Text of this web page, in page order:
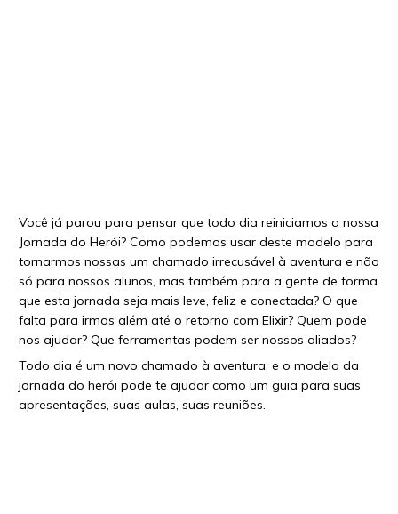
Você já parou para pensar que todo dia reiniciamos a nossa
Jornada do Herói? Como podemos usar deste modelo para
tornarmos nossas um chamado irrecusável à aventura e não
só para nossos alunos, mas também para a gente de forma
que esta jornada seja mais leve, feliz e conectada? O que
falta para irmos além até o retorno com Elixir? Quem pode
nos ajudar? Que ferramentas podem ser nossos aliados?
Todo dia é um novo chamado à aventura, e o modelo da
jornada do herói pode te ajudar como um guia para suas
apresentações, suas aulas, suas reuniões.